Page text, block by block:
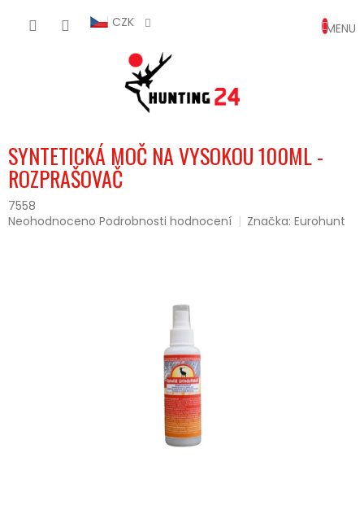
CZK
KOŠÍK
SYNTETICKÁ MOČ NA VYSOKOU 100ML -
ROZPRAŠOVAČ
7558
Průměrné
Neohodnoceno Podrobnosti hodnocení Značka:Eurohunt